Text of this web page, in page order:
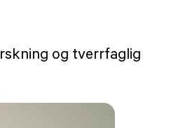
og tverrfaglig